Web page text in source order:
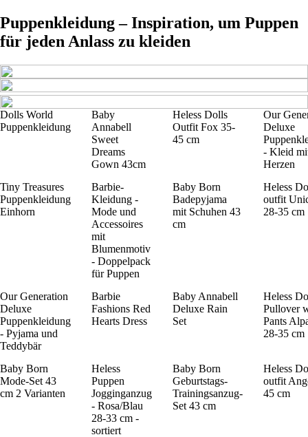
Puppenkleidung – Inspiration, um Puppen
für jeden Anlass zu kleiden
Dolls World
Puppenkleidung
Baby
Annabell
Sweet
Dreams
Gown 43cm
Heless Dolls
Outfit Fox 35-
45 cm
Our
Deluxe
- Kleid
Herzen
Tiny Treasures
Puppenkleidung
Einhorn
Barbie-
Kleidung -
Mode und
Accessoires
mit
Blumenmotiv
- Doppelpack
für Puppen
Baby Born
Badepyjama
mit Schuhen 43
cm
Heless
outfit
28-35 cm
Our Generation
Deluxe
Puppenkleidung
- Pyjama und
Teddybär
Barbie
Fashions Red
Hearts Dress
Baby Annabell
Deluxe Rain
Set
Heless
Pullover
Pants
28-35 cm
Baby Born
Mode-Set 43
cm 2 Varianten
Heless
Puppen
Jogginganzug
- Rosa/Blau
28-33 cm -
sortiert
Baby Born
Geburtstags-
Trainingsanzug-
Set 43 cm
Heless
outfit
45 cm